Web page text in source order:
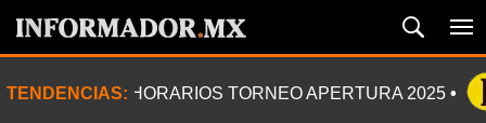
TENDENCIAS: HORARIOS TORNEO APERTURA 2025